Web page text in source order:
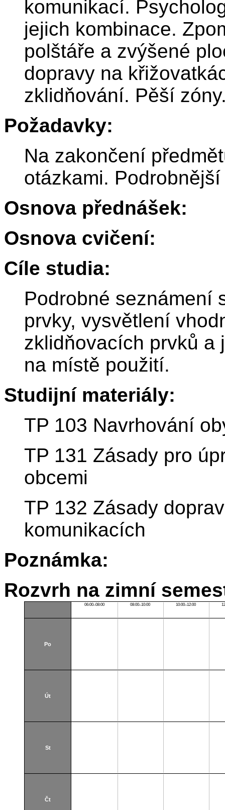
komunikací.
jejich kombinace.
polštáře a zvýšené
dopravy na
zklidňování. Pěší
Požadavky:
Na zakončení
otázkami.
Osnova přednášek:
Osnova cvičení:
Cíle studia:
Podrobné seznámení
prvky, vysvětlení
zklidňovacích prvků a
na místě použití.
Studijní materiály:
TP 103 Navrhování
TP 131 Zásady pro
obcemi
TP 132 Zásady
komunikacích
Poznámka:
Rozvrh na zimní
06:00–08:00 08:00–10:00 10:00–12:00
Po
Út
St
Čt